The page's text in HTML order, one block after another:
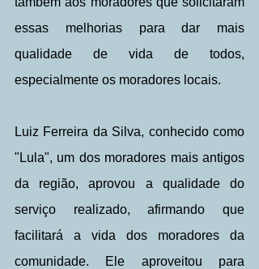
essas melhorias para dar mais
qualidade de vida de todos,
especialmente os moradores locais.
Luiz Ferreira da Silva, conhecido como
"Lula", um dos moradores mais antigos
da região, aprovou a qualidade do
serviço realizado, afirmando que
facilitará a vida dos moradores da
comunidade. Ele aproveitou para